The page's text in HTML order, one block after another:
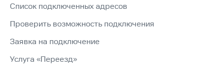
Список подключенных адресов
Проверить возможность подключения
Заявка на подключение
Услуга «Переезд»